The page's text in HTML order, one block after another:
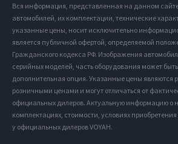
Вся информация, представленная на данном
автомобилей, их комплектации, технические
указанные цены, носит исключительно
является публичной офертой, определяемой
Гражданского кодекса РФ. Изображения
серийных моделей, часть оборудования может
дополнительная опция. Указанные цены
розничными ценами и могут отличаться от
официальных дилеров. Актуальную информацию о
комплектациях, стоимости, условиях
у официальных дилеров VOYAH.